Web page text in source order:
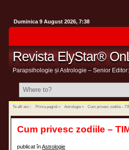
Duminica 9 August 2026, 7:38
Revista ElyStar®
Parapsihologie și Astrologie – Senior
Te afli aici : Prima pagină» Astrologie» Cum privesc zodiile –
Cum privesc zodiile –
publicat înAstrologie